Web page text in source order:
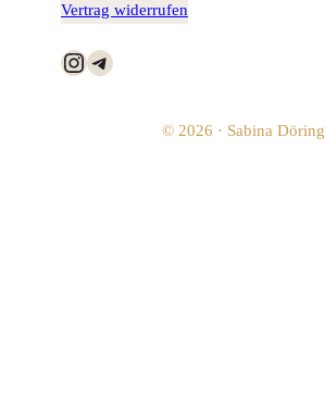
Vertrag widerrufen
Instagram
Telegram
© 2026 · Sabina Döring